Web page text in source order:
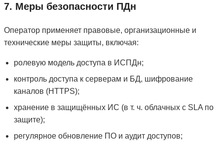
7. Меры безопасности ПДн
Оператор применяет правовые, организационные и
технические меры защиты, включая:
ролевую модель доступа в ИСПДн;
контроль доступа к серверам и БД, шифрование
каналов (HTTPS);
хранение в защищённых ИС (в т. ч. облачных с SLA по
защите);
регулярное обновление ПО и аудит доступов;